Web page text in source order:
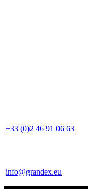
+33 (0)2 46 91 06 63
info@grandex.eu